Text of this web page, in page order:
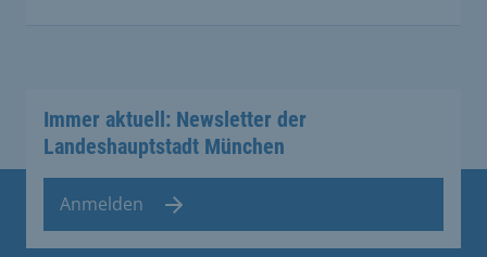
Immer aktuell: Newsletter der
Landeshauptstadt München
Anmelden